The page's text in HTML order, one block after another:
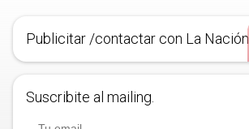
Publicitar /contactar con La Nación
Suscribite al mailing.